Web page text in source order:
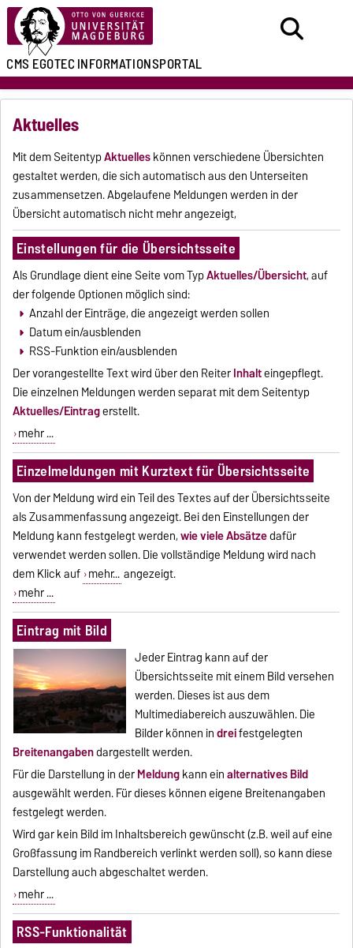
CMS EGOTECINFORMATIONSPORTAL
Aktuelles
Mit dem SeitentypAktuelleskönnen verschiedene Übersichten
gestaltet werden, die sich automatisch aus den Unterseiten
zusammensetzen. Abgelaufene Meldungen werden in der
Übersicht automatisch nicht mehr angezeigt,
Einstellungen für die Übersichtsseite
Als Grundlage dient eine Seite vom TypAktuelles/Übersicht, auf
der folgende Optionen möglich sind:
Anzahl der Einträge, die angezeigt werden sollen
Datum ein/ausblenden
RSS-Funktion ein/ausblenden
Der vorangestellte Text wird über den ReiterInhalteingepflegt.
Die einzelnen Meldungen werden separat mit dem Seitentyp
Aktuelles/Eintragerstellt.
mehr ...
Einzelmeldungen mit Kurztext für Übersichtsseite
Von der Meldung wird ein Teil des Textes auf der Übersichtsseite
als Zusammenfassung angezeigt. Bei den Einstellungen der
Meldung kann festgelegt werden,wie viele Absätzedafür
verwendet werden sollen. Die vollständige Meldung wird nach
dem Klick auf mehr... angezeigt.
mehr ...
Eintrag mit Bild
Jeder Eintrag kann auf der
Übersichtsseite mit einem Bild versehen
werden. Dieses ist aus dem
Multimediabereich auszuwählen. Die
Bilder können indreifestgelegten
Breitenangabendargestellt werden.
Für die Darstellung in derMeldungkann einalternatives Bild
ausgewählt werden. Für dieses können eigene Breitenangaben
festgelegt werden.
Wird gar kein Bild im Inhaltsbereich gewünscht (z.B. weil auf eine
Großfassung im Randbereich verlinkt werden soll), so kann diese
Darstellung auch abgeschaltet werden.
mehr ...
RSS-Funktionalität